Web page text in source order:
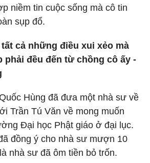
niềm tin cuộc sống mà cô tin
sụp đổ.
cả những điều xui xẻo mà
phải đều đến từ chồng cô ấy -
Hùng đã đưa một nhà sư về
Trần Tú Văn về mong muốn
Đại học Phật giáo ở đại lục.
đồng ý cho nhà sư mượn 10
nhà sư đã ôm tiền bỏ trốn.